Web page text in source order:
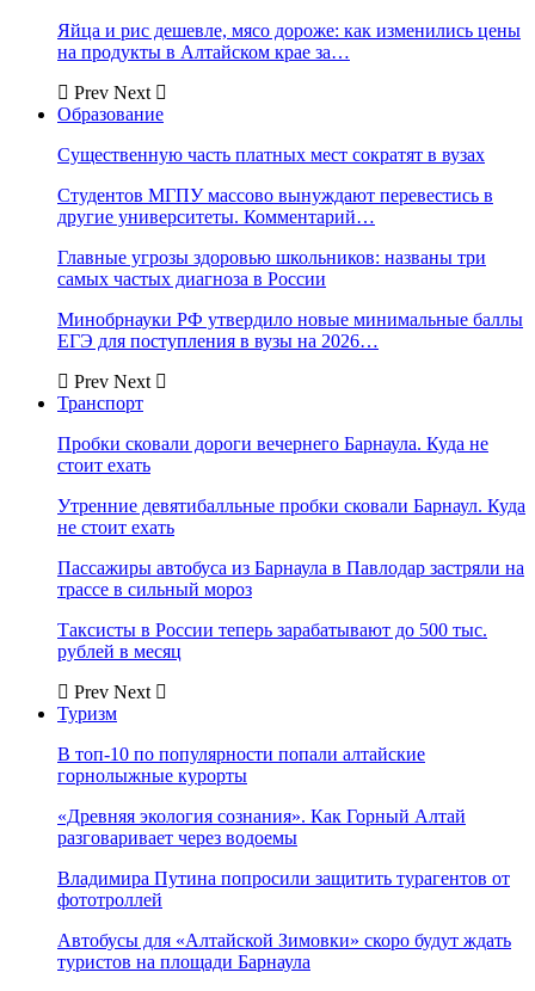
Яйца и рис дешевле, мясо дороже: как изменились цены
на продукты в Алтайском крае за…
Prev Next
Образование
Существенную часть платных мест сократят в вузах
Студентов МГПУ массово вынуждают перевестись в
другие университеты. Комментарий…
Главные угрозы здоровью школьников: названы три
самых частых диагноза в России
Минобрнауки РФ утвердило новые минимальные баллы
ЕГЭ для поступления в вузы на 2026…
Prev Next
Транспорт
Пробки сковали дороги вечернего Барнаула. Куда не
стоит ехать
Утренние девятибалльные пробки сковали Барнаул. Куда
не стоит ехать
Пассажиры автобуса из Барнаула в Павлодар застряли на
трассе в сильный мороз
Таксисты в России теперь зарабатывают до 500 тыс.
рублей в месяц
Prev Next
Туризм
В топ-10 по популярности попали алтайские
горнолыжные курорты
«Древняя экология сознания». Как Горный Алтай
разговаривает через водоемы
Владимира Путина попросили защитить турагентов от
фототроллей
Автобусы для «Алтайской Зимовки» скоро будут ждать
туристов на площади Барнаула